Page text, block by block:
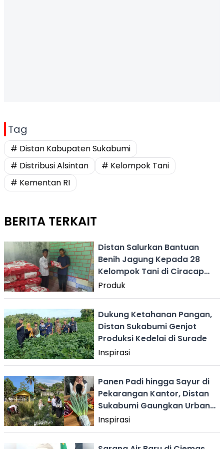
Tag
# Distan Kabupaten Sukabumi
# Distribusi Alsintan
# Kelompok Tani
# Kementan RI
BERITA TERKAIT
Distan Salurkan Bantuan
Benih Jagung Kepada 28
Kelompok Tani di Ciracap
Sukabumi
Produk
Dukung Ketahanan Pangan,
Distan Sukabumi Genjot
Produksi Kedelai di Surade
Inspirasi
Panen Padi hingga Sayur di
Pekarangan Kantor, Distan
Sukabumi Gaungkan Urban
Farming
Inspirasi